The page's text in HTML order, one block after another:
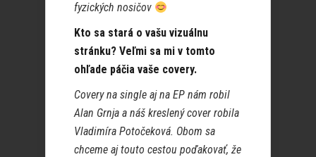
fyzických nosičov
Kto sa stará o vašu vizuálnu
stránku? Veľmi sa mi v tomto
ohľade páčia vaše covery.
Covery na single aj na EP nám robil
Alan Grnja a náš kreslený cover robila
Vladimíra Potočeková. Obom sa
chceme aj touto cestou poďakovať, že